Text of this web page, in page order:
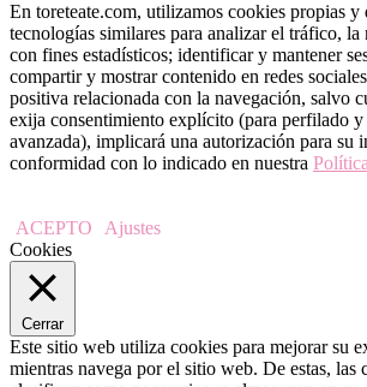
En toreteate.com, utilizamos cookies propias y
tecnologías similares para analizar el tráfico,
con fines estadísticos; identificar y mantener
compartir y mostrar contenido en redes
positiva relacionada con la navegación, salvo
exija consentimiento explícito (para perfilado y
avanzada), implicará una autorización para su
conformidad con lo indicado en nuestra
ACEPTO
Ajustes
Cookies
Cerrar
Este sitio web utiliza cookies para mejorar su
mientras navega por el sitio web. De estas, las